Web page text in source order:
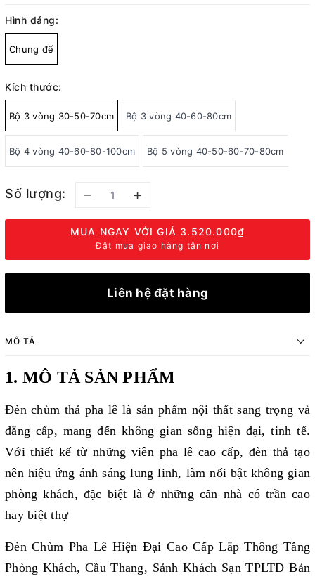
Hình dáng:
Chung đế
Kích thước:
Bộ 3 vòng 30-50-70cm Bộ 3 vòng 40-60-80cm
Bộ 4 vòng 40-60-80-100cm Bộ 5 vòng 40-50-60-70-80cm
Số lượng: – +
MUA NGAY VỚI GIÁ 3.520.000₫
Đặt mua giao hàng tận nơi
Liên hệ đặt hàng
MÔ TẢ
1. MÔ TẢ SẢN PHẨM
Đèn chùm thả pha lê là sản phẩm nội thất sang trọng và
đẳng cấp, mang đến không gian sống hiện đại, tinh tế.
Với thiết kế từ những viên pha lê cao cấp, đèn thả tạo
nên hiệu ứng ánh sáng lung linh, làm nổi bật không gian
phòng khách, đặc biệt là ở những căn nhà có trần cao
hay biệt thự
Đèn Chùm Pha Lê Hiện Đại Cao Cấp Lắp Thông Tầng
Phòng Khách, Cầu Thang, Sảnh Khách Sạn TPLTD Bản